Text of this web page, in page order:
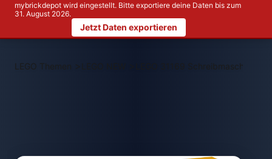
mybrickdepot wird eingestellt. Bitte exportiere deine Daten bis zum
31. August 2026.
Jetzt Daten exportieren
LEGO Themen > LEGO 31169 Schreibmaschine